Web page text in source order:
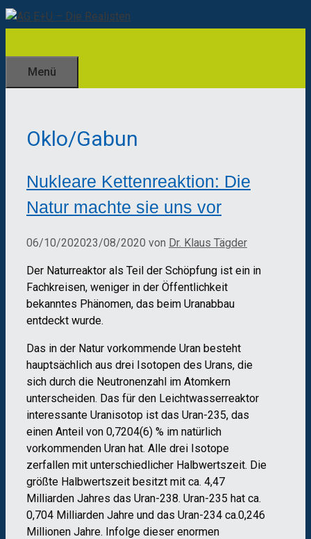
Zum
Inhalt
Menü
Oklo/Gabun
Nukleare Kettenreaktion: Die
Natur machte sie uns vor
06/10/202023/08/2020 von Dr. Klaus Tägder
Der Naturreaktor als Teil der Schöpfung ist ein in
Fachkreisen, weniger in der Öffentlichkeit
bekanntes Phänomen, das beim Uranabbau
entdeckt wurde.
Das in der Natur vorkommende Uran besteht
hauptsächlich aus drei Isotopen des Urans, die
sich durch die Neutronenzahl im Atomkern
unterscheiden. Das für den Leichtwasserreaktor
interessante Uranisotop ist das Uran-235, das
einen Anteil von 0,7204(6) % im natürlich
vorkommenden Uran hat. Alle drei Isotope
zerfallen mit unterschiedlicher Halbwertszeit. Die
größte Halbwertszeit besitzt mit ca. 4,47
Milliarden Jahres das Uran-238. Uran-235 hat ca.
0,704 Milliarden Jahre und das Uran-234 ca.0,246
Millionen Jahre. Infolge dieser enormen